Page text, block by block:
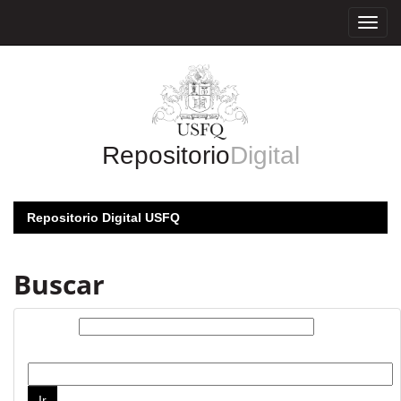
RepositorioDigital
Repositorio Digital USFQ
Buscar